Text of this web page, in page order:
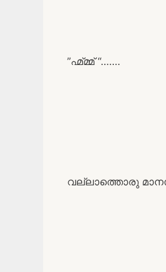
”ഹ്മ്മ്മ് “…….
വല്ലാത്തൊരു